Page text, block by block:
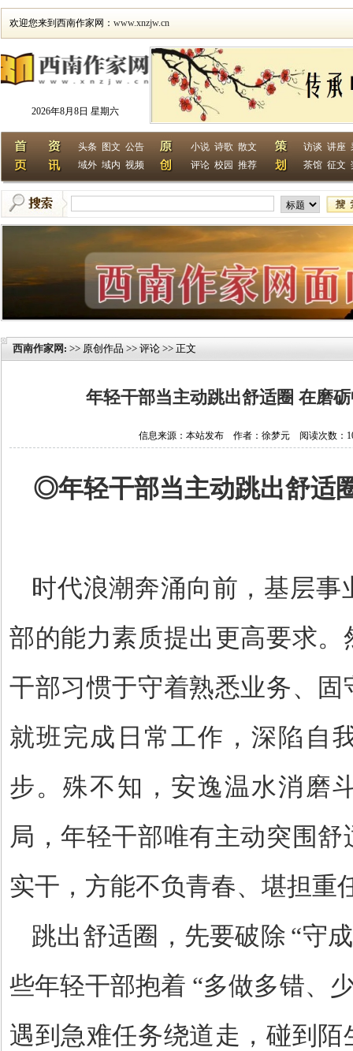
欢迎您来到西南作家网： www.xnzjw.cn
2026年8月8日 星期六
头条 图文 公告
域外 域内 视频
小说 诗歌 散文
评论 校园 推荐
访谈 讲座
茶馆 征文
西南作家网 : >> 原创作品 >> 评论 >> 正文
年轻干部当主动跳出舒适圈 在磨
信息来源：本站发布 作者：徐梦元 阅读次数：
◎年轻干部当主动跳出舒适
时代浪潮奔涌向前，基层
部的能力素质提出更高要求
干部习惯于守着熟悉业务、
就班完成日常工作，深陷自
步。殊不知，安逸温水消磨
局，年轻干部唯有主动突围
实干，方能不负青春、堪担重
跳出舒适圈，先要破除 “守
些年轻干部抱着 “多做多错、
遇到急难任务绕道走，碰到